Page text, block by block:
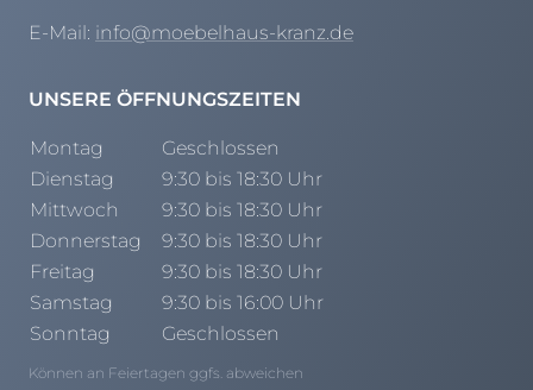
E-Mail: info@moebelhaus-kranz.de
UNSERE ÖFFNUNGSZEITEN
Montag
Geschlossen
Dienstag
9:30 bis 18:30 Uhr
Mittwoch
9:30 bis 18:30 Uhr
Donnerstag
9:30 bis 18:30 Uhr
Freitag
9:30 bis 18:30 Uhr
Samstag
9:30 bis 16:00 Uhr
Sonntag
Geschlossen
Können an Feiertagen ggfs. abweichen